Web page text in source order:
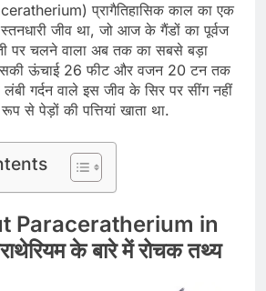
प्रागैतिहासिक काल का एक
स्तनधारी जीव था, जो आज के गैंडों का पूर्वज
पर चलने वाला अब तक का सबसे बड़ा
ऊंचाई 26 फीट और वजन 20 टन तक
लंबी गर्दन वाले इस जीव के सिर पर सींग नहीं
से पेड़ों की पत्तियां खाता था.
Paraceratherium in
के बारे में रोचक तथ्य